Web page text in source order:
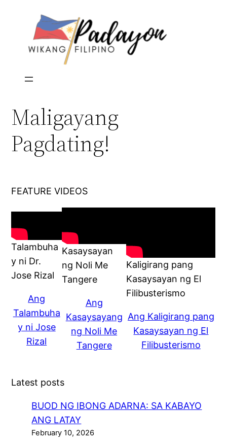
Maligayang
Pagdating!
FEATURE VIDEOS
Talambuha
y ni Dr.
Jose Rizal
Ang
Talambuha
y ni Jose
Rizal
Kasaysayan
ng Noli Me
Tangere
Ang
Kasaysayang
ng Noli Me
Tangere
Kaligirang pang
Kasaysayan ng El
Filibusterismo
Ang Kaligirang pang
Kasaysayan ng El
Filibusterismo
Latest posts
BUOD NG IBONG ADARNA: SA KABAYO
ANG LATAY
February 10, 2026